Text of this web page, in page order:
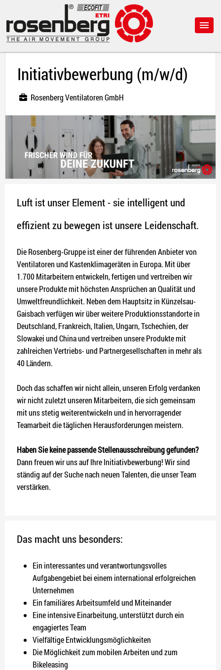
Initiativbewerbung (m/w/d)
Rosenberg Ventilatoren GmbH
Luft ist unser Element - sie intelligent und
effizient zu bewegen ist unsere Leidenschaft.
Die Rosenberg-Gruppe ist einer der führenden Anbieter von
Ventilatoren und Kastenklimageräten in Europa. Mit über
1.700 Mitarbeitern entwickeln, fertigen und vertreiben wir
unsere Produkte mit höchsten Ansprüchen an Qualität und
Umweltfreundlichkeit. Neben dem Hauptsitz in Künzelsau-
Gaisbach verfügen wir über weitere Produktionsstandorte in
Deutschland, Frankreich, Italien, Ungarn, Tschechien, der
Slowakei und China und vertreiben unsere Produkte mit
zahlreichen Vertriebs- und Partnergesellschaften in mehr als
40 Ländern.
Doch das schaffen wir nicht allein, unseren Erfolg verdanken
wir nicht zuletzt unseren Mitarbeitern, die sich gemeinsam
mit uns stetig weiterentwickeln und in hervorragender
Teamarbeit die täglichen Herausforderungen meistern.
Haben Sie keine passende Stellenausschreibung gefunden?
Dann freuen wir uns auf Ihre Initiativbewerbung! Wir sind
ständig auf der Suche nach neuen Talenten, die unser Team
verstärken.
Das macht uns besonders:
Ein interessantes und verantwortungsvolles
Aufgabengebiet bei einem international erfolgreichen
Unternehmen
Ein familiäres Arbeitsumfeld und Miteinander
Eine intensive Einarbeitung, unterstützt durch ein
engagiertes Team
Vielfältige Entwicklungsmöglichkeiten
Die Möglichkeit zum mobilen Arbeiten und zum
Bikeleasing